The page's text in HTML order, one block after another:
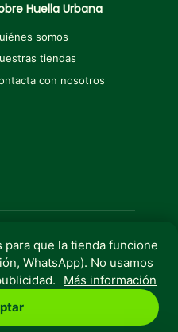
Huella Urbana
somos
tiendas
con nosotros
Todos los derechos
que la tienda funcione
WhatsApp). No usamos
Más información
al carrito